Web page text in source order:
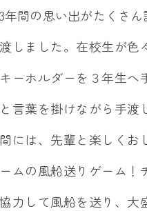
年間の思い出がたくさ
渡しました。在校生が
ーホルダーを３年生
言葉を掛けながら手
には、先輩と楽しくお
ムの風船送りゲーム！
力して風船を送り、大